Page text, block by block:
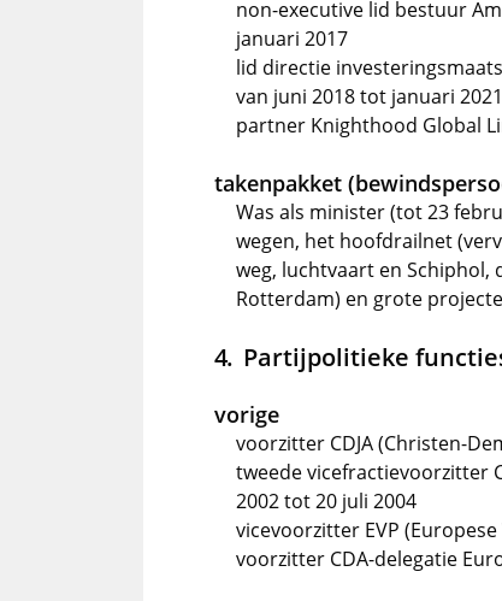
non-executive lid bestuur
januari 2017
lid directie
van juni 2018 tot januari 2021
partner Knighthood Global
takenpakket
Was als minister (tot 23
wegen, het hoofdrailnet
weg, luchtvaart en
Rotterdam) en grote
Partijpolitieke
vorige
voorzitter CDJA (Christen-
tweede vicefractievoorzitter
2002 tot 20 juli 2004
vicevoorzitter EVP
voorzitter CDA-delegatie